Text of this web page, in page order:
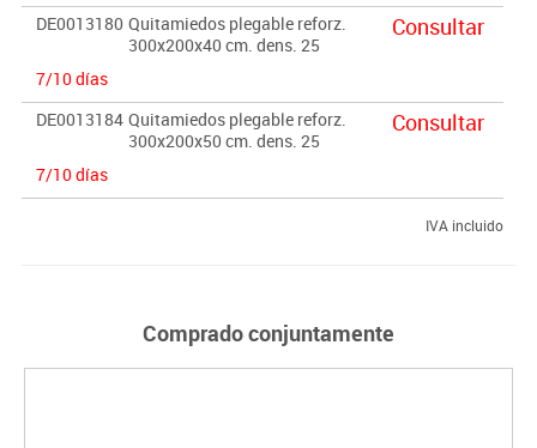
DE0013180 Quitamiedos plegable reforz.
300x200x40 cm. dens. 25
7/10 días
Consultar
DE0013184 Quitamiedos plegable reforz.
300x200x50 cm. dens. 25
7/10 días
Consultar
IVA incluido
Comprado conjuntamente